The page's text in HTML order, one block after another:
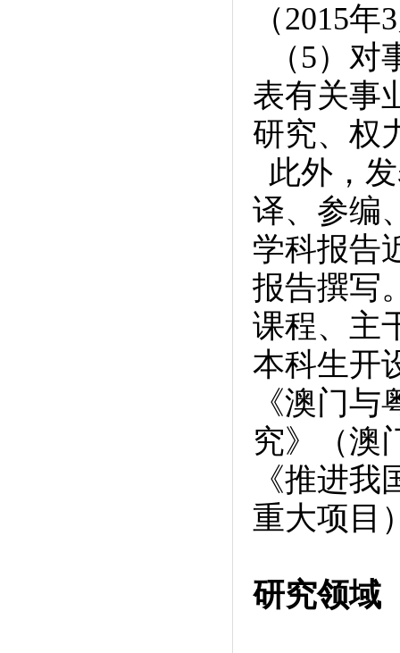
（2015
（5）对
表有关事
研究、权
此外，
译、参编
学科报告
报告撰写
课程、主
本科生开
《澳门
究》（澳
《推进
重大项目
研究领域